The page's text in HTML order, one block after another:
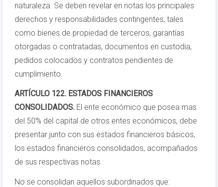
naturaleza. Se deben revelar en notas los principales
derechos y responsabilidades contingentes, tales
como bienes de propiedad de terceros, garantías
otorgadas o contratadas, documentos en custodia,
pedidos colocados y contratos pendientes de
cumplimiento.
ARTÍCULO 122. ESTADOS FINANCIEROS
CONSOLIDADOS. El ente económico que posea mas
del 50% del capital de otros entes económicos, debe
presentar junto con sus estados financieros básicos,
los estados financieros consolidados, acompañados
de sus respectivas notas.
No se consolidan aquellos subordinados que: